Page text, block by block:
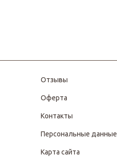
Отзывы
Оферта
Контакты
Персональные данные
Карта сайта